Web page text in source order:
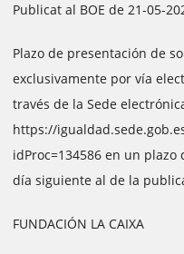
Publicat al BOE de 21-05-
Plazo de presentación de
exclusivamente por vía
través de la Sede
https://
idProc=134586 en un
día siguiente al de la
FUNDACIÓN LA CAIXA